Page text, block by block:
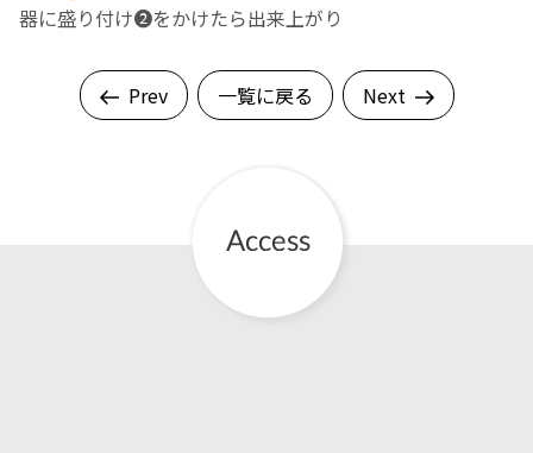
器に盛り付け❷をかけたら出来上がり
Prev 一覧に戻る Next